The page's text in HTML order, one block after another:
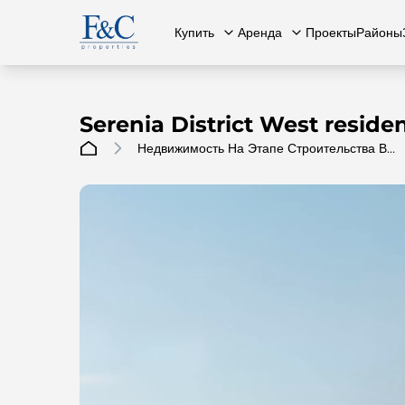
Купить Аренда ПроектыРайоны
Serenia District West
Недвижимость На Этапе Строительства В